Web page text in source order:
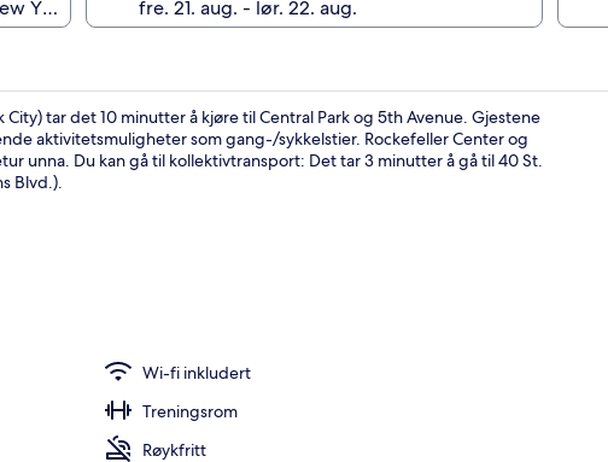
tar det 10 minutter å kjøre til Central Park og 5th Avenue. Gjestene
aktivitetsmuligheter som gang-/sykkelstier. Rockefeller Center og
unna. Du kan gå til kollektivtransport: Det tar 3 minutter å gå til 40 St.
Blvd.).
Wi-fi inkludert
Treningsrom
Røykfritt